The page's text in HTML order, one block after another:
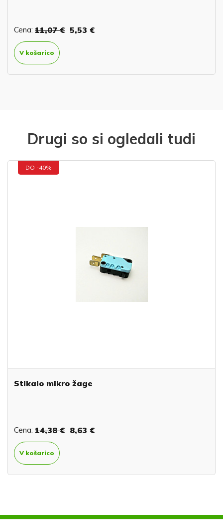
Cena: 11,07 € 5,53 €
V košarico
Drugi so si ogledali tudi
DO -40%
Stikalo mikro žage
Cena: 14,38 € 8,63 €
V košarico